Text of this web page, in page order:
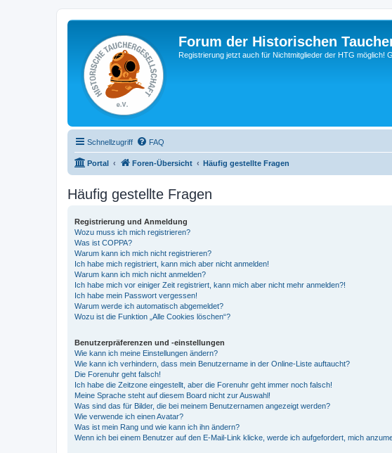
Forum der Historischen
Registrierung jetzt auch für Nichtmitglieder der HTG möglich!
Schnellzugriff FAQ
Portal Foren-Übersicht Häufig gestellte Fragen
Häufig gestellte Fragen
Registrierung und Anmeldung
Wozu muss ich mich registrieren?
Was ist COPPA?
Warum kann ich mich nicht registrieren?
Ich habe mich registriert, kann mich aber nicht anmelden!
Warum kann ich mich nicht anmelden?
Ich habe mich vor einiger Zeit registriert, kann mich aber nicht mehr anmelden?!
Ich habe mein Passwort vergessen!
Warum werde ich automatisch abgemeldet?
Wozu ist die Funktion „Alle Cookies löschen“?
Benutzerpräferenzen und -einstellungen
Wie kann ich meine Einstellungen ändern?
Wie kann ich verhindern, dass mein Benutzername in der Online-Liste auftaucht?
Die Forenuhr geht falsch!
Ich habe die Zeitzone eingestellt, aber die Forenuhr geht immer noch falsch!
Meine Sprache steht auf diesem Board nicht zur Auswahl!
Was sind das für Bilder, die bei meinem Benutzernamen angezeigt werden?
Wie verwende ich einen Avatar?
Was ist mein Rang und wie kann ich ihn ändern?
Wenn ich bei einem Benutzer auf den E-Mail-Link klicke, werde ich aufgefordert, mich